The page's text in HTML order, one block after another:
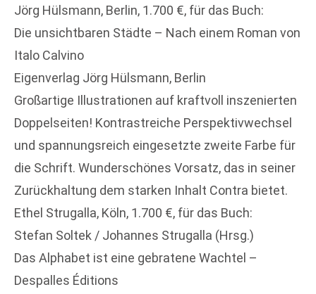
Jörg Hülsmann, Berlin, 1.700 €, für das Buch:
Die unsichtbaren Städte – Nach einem Roman von
Italo Calvino
Eigenverlag Jörg Hülsmann, Berlin
Großartige Illustrationen auf kraftvoll inszenierten
Doppelseiten! Kontrastreiche Perspektivwechsel
und spannungsreich eingesetzte zweite Farbe für
die Schrift. Wunderschönes Vorsatz, das in seiner
Zurückhaltung dem starken Inhalt Contra bietet.
Ethel Strugalla, Köln, 1.700 €, für das Buch:
Stefan Soltek / Johannes Strugalla (Hrsg.)
Das Alphabet ist eine gebratene Wachtel –
Despalles Éditions